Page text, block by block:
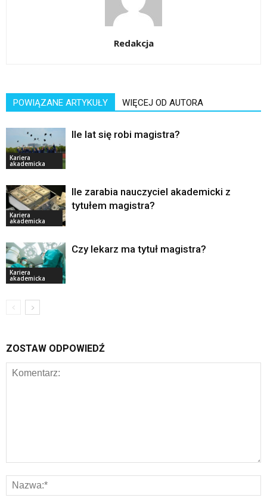
Redakcja
POWIĄZANE ARTYKUŁY WIĘCEJ OD AUTORA
Kariera
akademicka
Ile lat się robi magistra?
Kariera
akademicka
Ile zarabia nauczyciel akademicki z
tytułem magistra?
Kariera
akademicka
Czy lekarz ma tytuł magistra?
ZOSTAW ODPOWIEDŹ